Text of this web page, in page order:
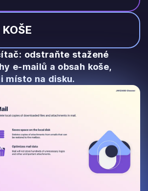
odstraňte stažené
e-mailů a obsah koše,
místo na disku.